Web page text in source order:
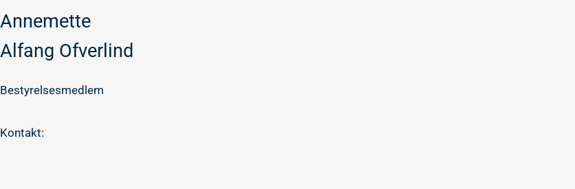
Annemette
Alfang Ofverlind
Bestyrelsesmedlem
Kontakt: